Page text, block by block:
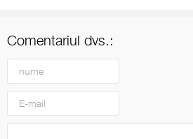
Comentariul dvs.: